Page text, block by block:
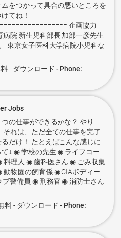
ムをつかって具合の悪いところを
けてね！
企画協力
病院 新生児科部長 加部一彦先生
東京女子医科大学病院小児科な
- ダウンロード - Phone:
Jobs
つの仕事ができるかな？ やり
それは、ただ全ての仕事を完了
るだけ！ たとえばこんな感じに
て↓ ◉ 学校の先生 ◉ ライフコー
料理人 ◉ 歯科医さん ◉ ごみ収集
動物園の飼育係 ◉ CIAボディー
警備員 ◉ 刑務官 ◉ 消防士さん
料 - ダウンロード - Phone: